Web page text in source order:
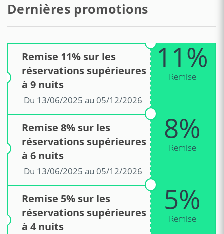
Dernières promotions
Remise 11% sur les
réservations supérieures
à 9 nuits
Du 13/06/2025 au 05/12/2026
11%
Remise
Remise 8% sur les
réservations supérieures
à 6 nuits
Du 13/06/2025 au 05/12/2026
8%
Remise
Remise 5% sur les
réservations supérieures
à 4 nuits
5%
Remise